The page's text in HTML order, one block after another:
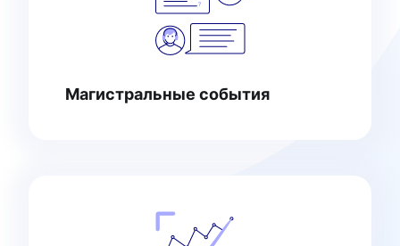
Магистральные события